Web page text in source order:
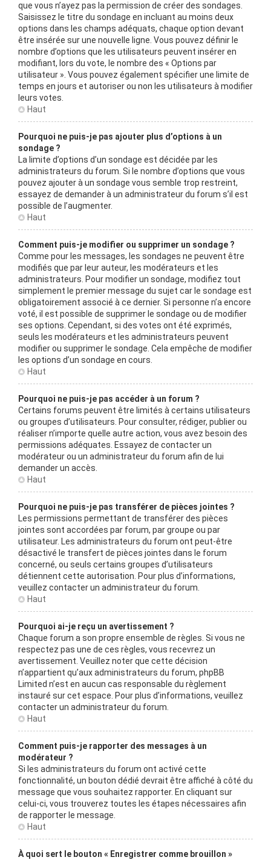
que vous n’ayez pas la permission de créer des sondages.
Saisissez le titre du sondage en incluant au moins deux
options dans les champs adéquats, chaque option devant
être insérée sur une nouvelle ligne. Vous pouvez définir le
nombre d’options que les utilisateurs peuvent insérer en
modifiant, lors du vote, le nombre des « Options par
utilisateur ». Vous pouvez également spécifier une limite de
temps en jours et autoriser ou non les utilisateurs à modifier
leurs votes.
Haut
Pourquoi ne puis-je pas ajouter plus d’options à un
sondage ?
La limite d’options d’un sondage est décidée par les
administrateurs du forum. Si le nombre d’options que vous
pouvez ajouter à un sondage vous semble trop restreint,
essayez de demander à un administrateur du forum s’il est
possible de l’augmenter.
Haut
Comment puis-je modifier ou supprimer un sondage ?
Comme pour les messages, les sondages ne peuvent être
modifiés que par leur auteur, les modérateurs et les
administrateurs. Pour modifier un sondage, modifiez tout
simplement le premier message du sujet car le sondage est
obligatoirement associé à ce dernier. Si personne n’a encore
voté, il est possible de supprimer le sondage ou de modifier
ses options. Cependant, si des votes ont été exprimés,
seuls les modérateurs et les administrateurs peuvent
modifier ou supprimer le sondage. Cela empêche de modifier
les options d’un sondage en cours.
Haut
Pourquoi ne puis-je pas accéder à un forum ?
Certains forums peuvent être limités à certains utilisateurs
ou groupes d’utilisateurs. Pour consulter, rédiger, publier ou
réaliser n’importe quelle autre action, vous avez besoin des
permissions adéquates. Essayez de contacter un
modérateur ou un administrateur du forum afin de lui
demander un accès.
Haut
Pourquoi ne puis-je pas transférer de pièces jointes ?
Les permissions permettant de transférer des pièces
jointes sont accordées par forum, par groupe ou par
utilisateur. Les administrateurs du forum ont peut-être
désactivé le transfert de pièces jointes dans le forum
concerné, ou seuls certains groupes d’utilisateurs
détiennent cette autorisation. Pour plus d’informations,
veuillez contacter un administrateur du forum.
Haut
Pourquoi ai-je reçu un avertissement ?
Chaque forum a son propre ensemble de règles. Si vous ne
respectez pas une de ces règles, vous recevrez un
avertissement. Veuillez noter que cette décision
n’appartient qu’aux administrateurs du forum, phpBB
Limited n’est en aucun cas responsable du règlement
instauré sur cet espace. Pour plus d’informations, veuillez
contacter un administrateur du forum.
Haut
Comment puis-je rapporter des messages à un
modérateur ?
Si les administrateurs du forum ont activé cette
fonctionnalité, un bouton dédié devrait être affiché à côté du
message que vous souhaitez rapporter. En cliquant sur
celui-ci, vous trouverez toutes les étapes nécessaires afin
de rapporter le message.
Haut
À quoi sert le bouton « Enregistrer comme brouillon »